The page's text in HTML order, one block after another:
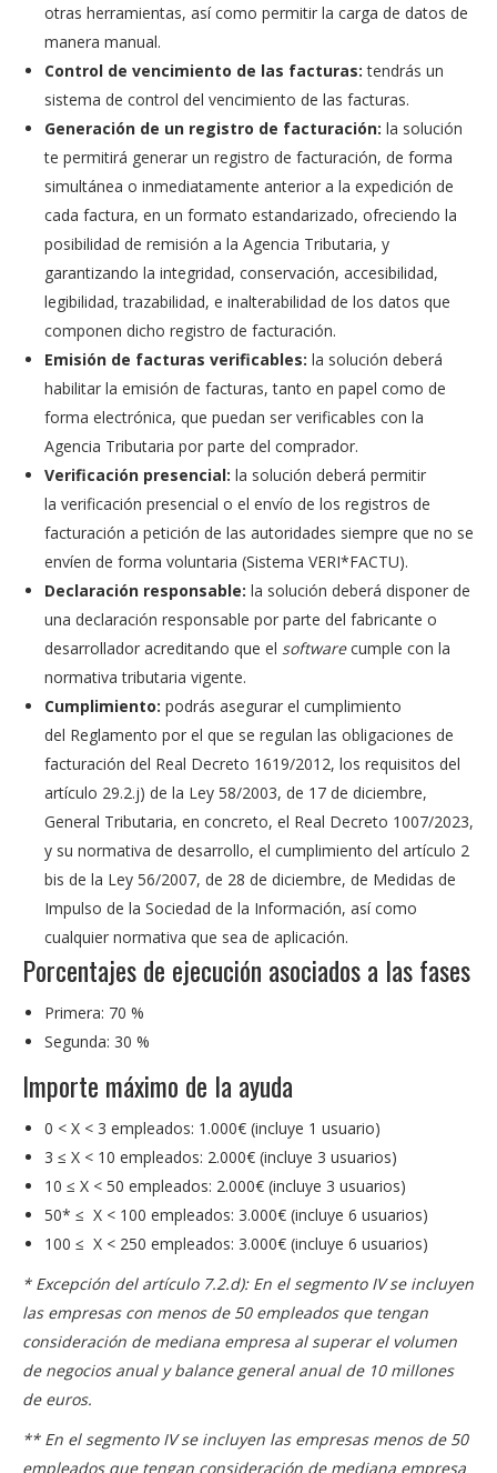
otras herramientas, así como permitir la carga de datos de
manera manual.
Control de vencimiento de las facturas: tendrás un
sistema de control del vencimiento de las facturas.
Generación de un registro de facturación: la solución
te permitirá generar un registro de facturación, de forma
simultánea o inmediatamente anterior a la expedición de
cada factura, en un formato estandarizado, ofreciendo la
posibilidad de remisión a la Agencia Tributaria, y
garantizando la integridad, conservación, accesibilidad,
legibilidad, trazabilidad, e inalterabilidad de los datos que
componen dicho registro de facturación.
Emisión de facturas verificables: la solución deberá
habilitar la emisión de facturas, tanto en papel como de
forma electrónica, que puedan ser verificables con la
Agencia Tributaria por parte del comprador.
Verificación presencial: la solución deberá permitir
la verificación presencial o el envío de los registros de
facturación a petición de las autoridades siempre que no se
envíen de forma voluntaria (Sistema VERI*FACTU).
Declaración responsable: la solución deberá disponer de
una declaración responsable por parte del fabricante o
desarrollador acreditando que el softwarecumple con la
normativa tributaria vigente.
Cumplimiento: podrás asegurar el cumplimiento
del Reglamento por el que se regulan las obligaciones de
facturación del Real Decreto 1619/2012, los requisitos del
artículo 29.2.j) de la Ley 58/2003, de 17 de diciembre,
General Tributaria, en concreto, el Real Decreto 1007/2023,
y su normativa de desarrollo, el cumplimiento del artículo 2
bis de la Ley 56/2007, de 28 de diciembre, de Medidas de
Impulso de la Sociedad de la Información, así como
cualquier normativa que sea de aplicación.
Porcentajes de ejecución asociados a las fases
Primera: 70 %
Segunda: 30 %
Importe máximo de la ayuda
0 < X < 3 empleados: 1.000€ (incluye 1 usuario)
3 ≤ X < 10 empleados: 2.000€ (incluye 3 usuarios)
10 ≤ X < 50 empleados: 2.000€ (incluye 3 usuarios)
50* ≤ X < 100 empleados: 3.000€ (incluye 6 usuarios)
100 ≤ X < 250 empleados: 3.000€ (incluye 6 usuarios)
* Excepción del artículo 7.2.d): En el segmento IV se incluyen
las empresas con menos de 50 empleados que tengan
consideración de mediana empresa al superar el volumen
de negocios anual y balance general anual de 10 millones
de euros.
** En el segmento IV se incluyen las empresas menos de 50
empleados que tengan consideración de mediana empresa